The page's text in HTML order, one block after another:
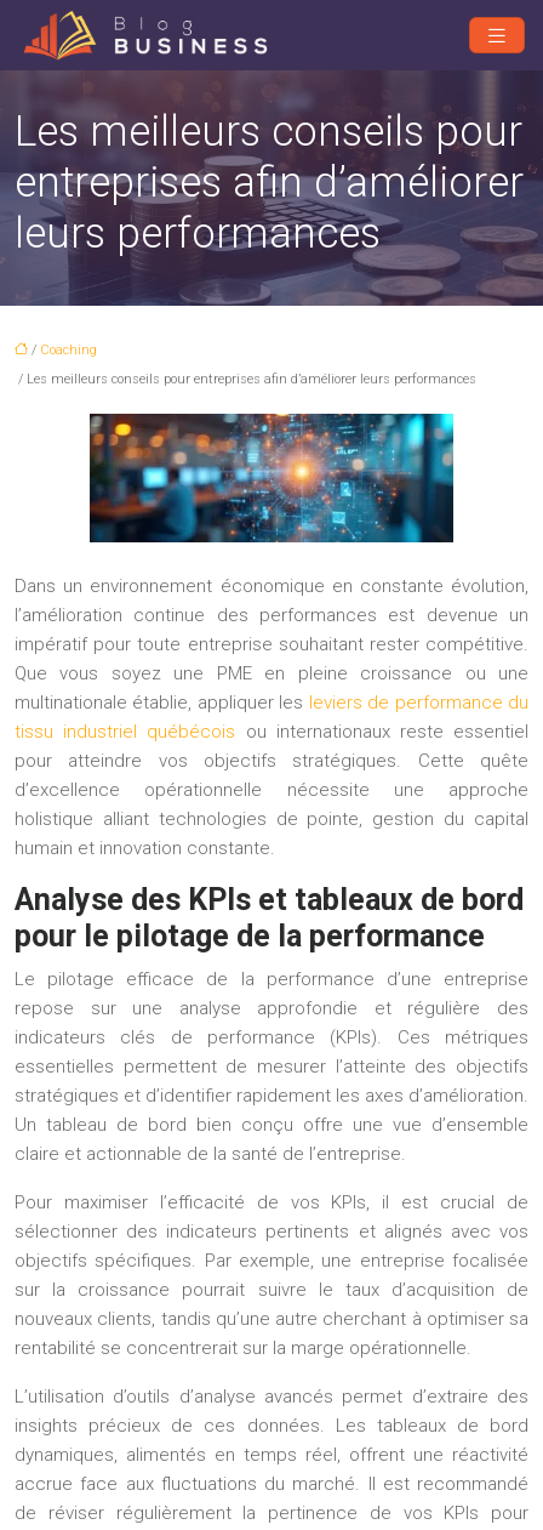
Les meilleurs conseils pour
entreprises afin d’améliorer
leurs performances
/ Coaching
/ Les meilleurs conseils pour entreprises afin d’améliorer leurs performances
Dans un environnement économique en constante évolution,
l’amélioration continue des performances est devenue un
impératif pour toute entreprise souhaitant rester compétitive.
Que vous soyez une PME en pleine croissance ou une
multinationale établie, appliquer les leviers de performance du
tissu industriel québécois ou internationaux reste essentiel
pour atteindre vos objectifs stratégiques. Cette quête
d’excellence opérationnelle nécessite une approche
holistique alliant technologies de pointe, gestion du capital
humain et innovation constante.
Analyse des KPIs et tableaux de bord
pour le pilotage de la performance
Le pilotage efficace de la performance d’une entreprise
repose sur une analyse approfondie et régulière des
indicateurs clés de performance (KPIs). Ces métriques
essentielles permettent de mesurer l’atteinte des objectifs
stratégiques et d’identifier rapidement les axes d’amélioration.
Un tableau de bord bien conçu offre une vue d’ensemble
claire et actionnable de la santé de l’entreprise.
Pour maximiser l’efficacité de vos KPIs, il est crucial de
sélectionner des indicateurs pertinents et alignés avec vos
objectifs spécifiques. Par exemple, une entreprise focalisée
sur la croissance pourrait suivre le taux d’acquisition de
nouveaux clients, tandis qu’une autre cherchant à optimiser sa
rentabilité se concentrerait sur la marge opérationnelle.
L’utilisation d’outils d’analyse avancés permet d’extraire des
insights précieux de ces données. Les tableaux de bord
dynamiques, alimentés en temps réel, offrent une réactivité
accrue face aux fluctuations du marché. Il est recommandé
de réviser régulièrement la pertinence de vos KPIs pour